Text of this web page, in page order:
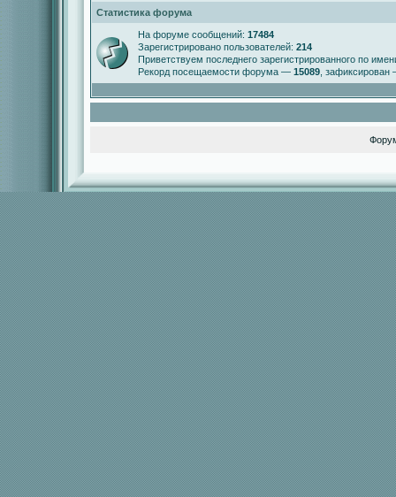
Статистика форума
На форуме сообщений: 17484
Зарегистрировано пользователей: 214
Приветствуем последнего зарегистрированного по
Рекорд посещаемости форума — 15089 ,